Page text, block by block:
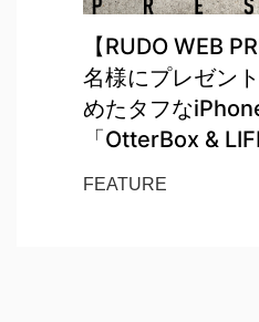
【RUDO WEB
名様にプレゼン
めたタフな
「OtterBox &
FEATURE